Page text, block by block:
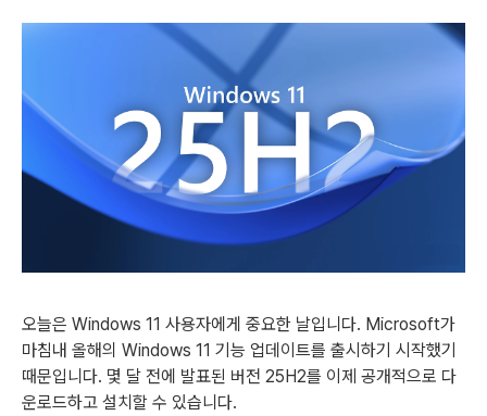
오늘은 Windows 11 사용자에게 중요한 날입니다. Microsoft가
마침내 올해의 Windows 11 기능 업데이트를 출시하기 시작했기
때문입니다. 몇 달 전에 발표된 버전 25H2를 이제 공개적으로 다
운로드하고 설치할 수 있습니다.